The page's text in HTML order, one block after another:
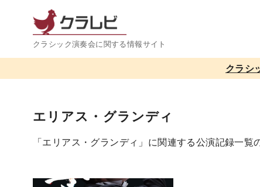
クラシック演奏会に関する情報サイト
クラシ
エリアス・グランディ
「エリアス・グランディ」に関連する公演記録一覧